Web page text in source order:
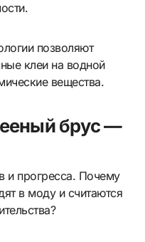
позволяют
клеи на водной
вещества.
брус —
и прогресса. Почему
в моду и считаются